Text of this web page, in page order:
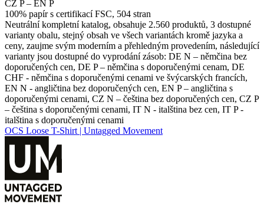
CZ P – EN P
100% papír s certifikací FSC, 504 stran
Neutrální kompletní katalog, obsahuje 2.560 produktů, 3 dostupné
varianty obalu, stejný obsah ve všech variantách kromě jazyka a
ceny, zaujme svým moderním a přehledným provedením, následující
varianty jsou dostupné do vyprodání zásob: DE N – němčina bez
doporučených cen, DE P – němčina s doporučenými cenam, DE
CHF - němčina s doporučenými cenami ve švýcarských francích,
EN N - angličtina bez doporučených cen, EN P – angličtina s
doporučenými cenami, CZ N – čeština bez doporučených cen, CZ P
– čeština s doporučenými cenami, IT N - italština bez cen, IT P -
italština s doporučenými cenami
OCS Loose T-Shirt | Untagged Movement